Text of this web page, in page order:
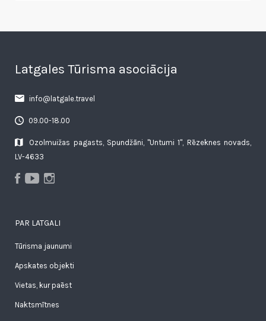
Latgales Tūrisma asociācija
info@latgale.travel
09.00-18.00
Ozolmuižas pagasts, Spundžāni, "Untumi 1", Rēzeknes novads,
LV-4633
PAR LATGALI
Tūrisma jaunumi
Apskates objekti
Vietas, kur paēst
Naktsmītnes